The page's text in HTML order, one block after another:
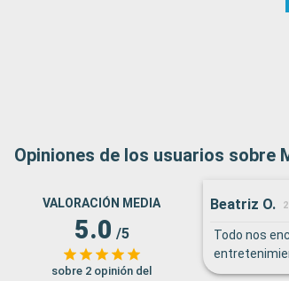
Opiniones de los usuarios sobre
VALORACIÓN MEDIA
5.0 /5
sobre 2 opinión del
Beatriz O.
Todo nos